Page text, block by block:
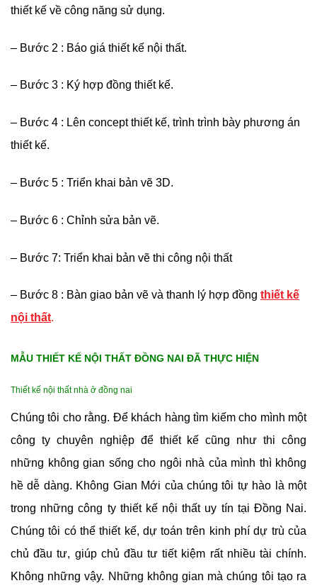
thiết kế về công năng sử dụng.
– Bước 2 : Báo giá thiết kế nội thất.
– Bước 3 : Ký hợp đồng thiết kế.
– Bước 4 : Lên concept thiết kế, trình trình bày phương án
thiết kế.
– Bước 5 : Triển khai bản vẽ 3D.
– Bước 6 : Chỉnh sửa bản vẽ.
– Bước 7: Triển khai bản vẽ thi công nội thất
– Bước 8 : Bàn giao bản vẽ và thanh lý hợp đồng thiết kế
nội thất.
MẪU THIẾT KẾ NỘI THẤT ĐỒNG NAI ĐÃ THỰC HIỆN
Thiết kế nội thất nhà ở đồng nai
Chúng tôi cho rằng. Để khách hàng tìm kiếm cho mình một
công ty chuyên nghiệp để thiết kế cũng như thi công
những không gian sống cho ngôi nhà của mình thì không
hề dễ dàng. Không Gian Mới của chúng tôi tự hào là một
trong những công ty thiết kế nội thất uy tín tại Đồng Nai.
Chúng tôi có thể thiết kế, dự toán trên kinh phí dự trù của
chủ đầu tư, giúp chủ đầu tư tiết kiệm rất nhiều tài chính.
Không những vậy. Những không gian mà chúng tôi tạo ra